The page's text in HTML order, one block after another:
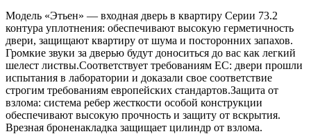
Модель «Этьен» — входная дверь в квартиру Серии 73.2
контура уплотнения: обеспечивают высокую герметичность
двери, защищают квартиру от шума и посторонних запахов.
Громкие звуки за дверью будут доноситься до вас как легкий
шелест листвы.Соответствует требованиям ЕС: двери прошли
испытания в лаборатории и доказали свое соответствие
строгим требованиям европейских стандартов.Защита от
взлома: система ребер жесткости особой конструкции
обеспечивают высокую прочность и защиту от вскрытия.
Врезная броненакладка защищает цилиндр от взлома.